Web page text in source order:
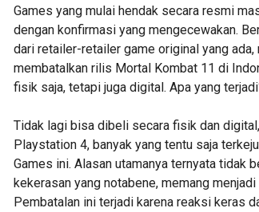
Games yang mulai hendak secara resmi
dengan konfirmasi yang mengecewakan.
dari retailer-retailer game original yang ada,
membatalkan rilis Mortal Kombat 11 di
fisik saja, tetapi juga digital. Apa yang
Tidak lagi bisa dibeli secara fisik dan
Playstation 4, banyak yang tentu saja
Games ini. Alasan utamanya ternyata tidak
kekerasan yang notabene, memang
Pembatalan ini terjadi karena reaksi keras